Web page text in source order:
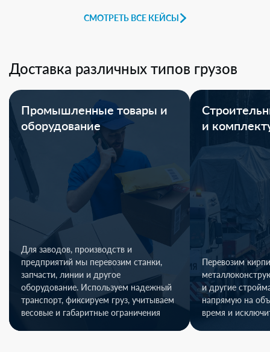
СМОТРЕТЬ ВСЕ КЕЙСЫ
Доставка различных типов грузов
Промышленные товары и
оборудование
Для заводов, производств и
предприятий мы перевозим станки,
запчасти, линии и другое
оборудование. Используем надежный
транспорт, фиксируем груз, учитываем
весовые и габаритные ограничения
и
Перевозим
и другие
напрямую на
время и